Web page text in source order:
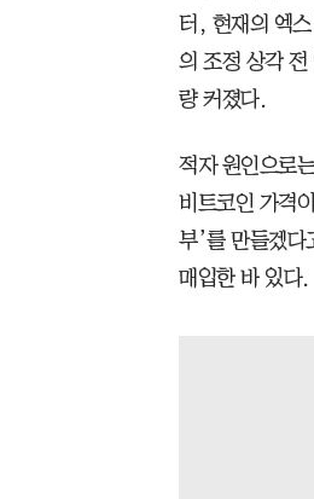
터, 현재의 엑
의 조정 상각
량 커졌다.
적자 원인으로
비트코인 가격
부’를 만들겠다
매입한 바 있다.